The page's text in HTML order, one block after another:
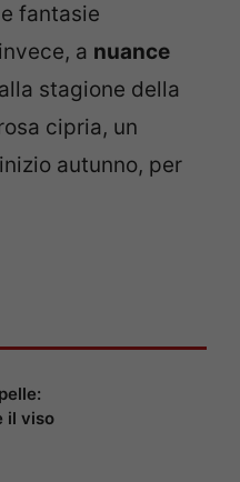
fantasie
a nuance
stagione della
cipria, un
autunno, per
il viso